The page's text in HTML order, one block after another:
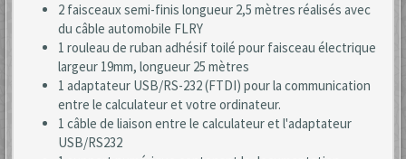
2 faisceaux semi-finis longueur 2,5 mètres réalisés avec
du câble automobile FLRY
1 rouleau de ruban adhésif toilé pour faisceau électrique
largeur 19mm, longueur 25 mètres
1 adaptateur USB/RS-232 (FTDI) pour la communication
entre le calculateur et votre ordinateur.
1 câble de liaison entre le calculateur et l'adaptateur
USB/RS232